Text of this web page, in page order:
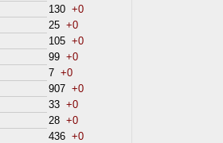
130 +0
25 +0
105 +0
99 +0
7 +0
907 +0
33 +0
28 +0
436 +0